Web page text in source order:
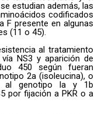
estudian además, las
codificados
F presente en algunas
(11 o 45).
al tratamiento
NS3 y aparición de
450 según fueran
2a (isoleucina), o
al genotipo la y 1b
por fijación a PKR o a